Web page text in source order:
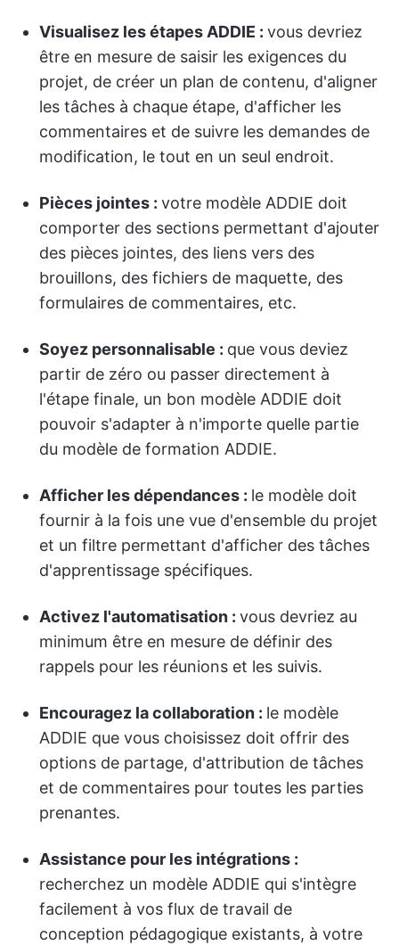
Visualisez les étapes ADDIE : vous devriez
être en mesure de saisir les exigences du
projet, de créer un plan de contenu, d'aligner
les tâches à chaque étape, d'afficher les
commentaires et de suivre les demandes de
modification, le tout en un seul endroit.
Pièces jointes : votre modèle ADDIE doit
comporter des sections permettant d'ajouter
des pièces jointes, des liens vers des
brouillons, des fichiers de maquette, des
formulaires de commentaires, etc.
Soyez personnalisable : que vous deviez
partir de zéro ou passer directement à
l'étape finale, un bon modèle ADDIE doit
pouvoir s'adapter à n'importe quelle partie
du modèle de formation ADDIE.
Afficher les dépendances : le modèle doit
fournir à la fois une vue d'ensemble du projet
et un filtre permettant d'afficher des tâches
d'apprentissage spécifiques.
Activez l'automatisation : vous devriez au
minimum être en mesure de définir des
rappels pour les réunions et les suivis.
Encouragez la collaboration : le modèle
ADDIE que vous choisissez doit offrir des
options de partage, d'attribution de tâches
et de commentaires pour toutes les parties
prenantes.
Assistance pour les intégrations :
recherchez un modèle ADDIE qui s'intègre
facilement à vos flux de travail de
conception pédagogique existants, à votre